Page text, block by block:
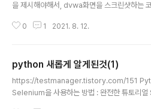
을 제시해야해서, dvwa화면을 스크린샷하는
om Screenshot import
me() url = "https://github.com/sam4u3/
_Screenshot/tree/master/test"
g_url=ob.full_Screenshot(driver,
0 1 2021. 8. 12.
python 새롭게 알게된것(1)
https://testmanager.tistory.com/151
Selenium을 사용하는 방법 : 완전한 튜토리